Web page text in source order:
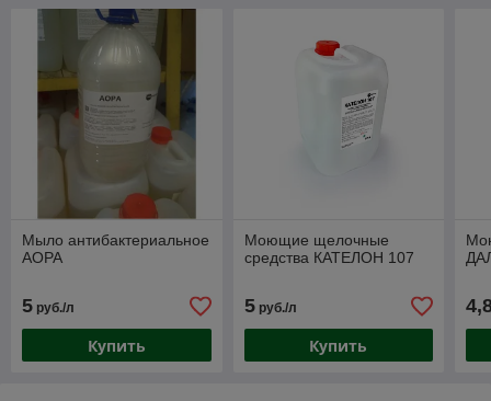
Мыло антибактериальное
АОРА
5 руб./л
Купить
Моющие щелочные
средства КАТЕЛОН 107
5руб./л
Купить